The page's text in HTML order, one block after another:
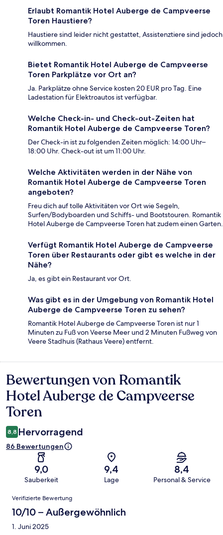
Erlaubt Romantik Hotel Auberge de Campveerse
Toren Haustiere?
Haustiere sind leider nicht gestattet, Assistenztiere sind jedoch
willkommen.
Bietet Romantik Hotel Auberge de Campveerse
Toren Parkplätze vor Ort an?
Ja. Parkplätze ohne Service kosten 20 EUR pro Tag. Eine
Ladestation für Elektroautos ist verfügbar.
Welche Check-in- und Check-out-Zeiten hat
Romantik Hotel Auberge de Campveerse Toren?
Der Check-in ist zu folgenden Zeiten möglich: 14:00 Uhr–
18:00 Uhr. Check-out ist um 11:00 Uhr.
Welche Aktivitäten werden in der Nähe von
Romantik Hotel Auberge de Campveerse Toren
angeboten?
Freu dich auf tolle Aktivitäten vor Ort wie Segeln,
Surfen/Bodyboarden und Schiffs- und Bootstouren. Romantik
Hotel Auberge de Campveerse Toren hat zudem einen Garten.
Verfügt Romantik Hotel Auberge de Campveerse
Toren über Restaurants oder gibt es welche in der
Nähe?
Ja, es gibt ein Restaurant vor Ort.
Was gibt es in der Umgebung von Romantik Hotel
Auberge de Campveerse Toren zu sehen?
Romantik Hotel Auberge de Campveerse Toren ist nur 1
Minuten zu Fuß von Veerse Meer und 2 Minuten Fußweg von
Veere Stadhuis (Rathaus Veere) entfernt.
Bewertungen
Bewertungen von Romantik
Hotel Auberge de Campveerse
Toren
8,8 Hervorragend
86 Bewertungen
9,0
Sauberkeit
9,4
Lage
8,4
Personal & Service
Bewertungen
Verifizierte Bewertung
10/10 – Außergewöhnlich
1. Juni 2025